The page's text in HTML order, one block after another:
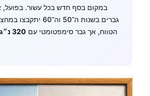
במקום בסף חדש בכל עשור. בפועל,
גברים בשנות ה־50
הטווח, אך גבר סימפטומטי עם 320 נ״ג/ד״ל